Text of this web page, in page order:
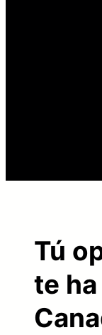
Tú
te